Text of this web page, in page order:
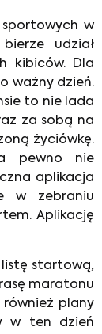
w
udział
kibiców. Dla
ważny dzień.
to nie lada
za sobą na
życiówkę.
pewno nie
aplikacja
w zebraniu
Aplikację
listę startową,
maratonu
również plany
w ten dzień